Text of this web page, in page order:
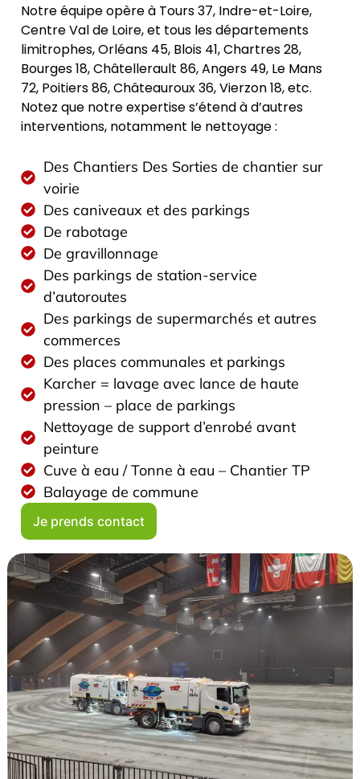
Notre équipe opère à Tours 37, Indre-et-Loire,
Centre Val de Loire, et tous les départements
limitrophes, Orléans 45, Blois 41, Chartres 28,
Bourges 18, Châtellerault 86, Angers 49, Le Mans
72, Poitiers 86, Châteauroux 36, Vierzon 18, etc.
Notez que notre expertise s’étend à d’autres
interventions, notamment le nettoyage :
Des Chantiers Des Sorties de chantier sur
voirie
Des caniveaux et des parkings
De rabotage
De gravillonnage
Des parkings de station-service
d’autoroutes
Des parkings de supermarchés et autres
commerces
Des places communales et parkings
Karcher = lavage avec lance de haute
pression – place de parkings
Nettoyage de support d’enrobé avant
peinture
Cuve à eau / Tonne à eau – Chantier TP
Balayage de commune
Je prends contact